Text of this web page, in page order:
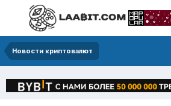
Новости криптовалют